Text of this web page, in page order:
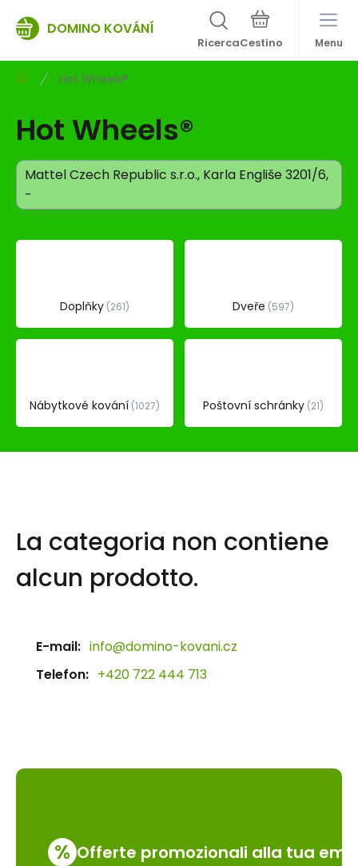
DOMINO KOVÁNÍ
Ricerca Menu
Hot Wheels®
Hot Wheels®
Mattel Czech Republic s.r.o. Karla Engliše 3201/6
-
Doplňky 261 Dveře 597
Nábytkové kování 1027 Poštovní schránky 21
La categoria non contiene
alcun prodotto.
E-mail: info@domino-kovani.cz
Telefon: +420 722 444 713
% Offerte promozionali alla tua